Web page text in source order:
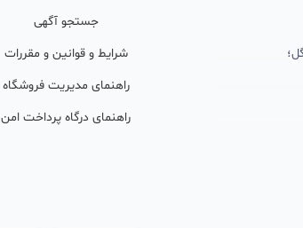
جستجو آگهی
شرایط و قوانین و مقررات
راهنمای مدیریت فروشگاه
راهنمای درگاه پرداخت امن